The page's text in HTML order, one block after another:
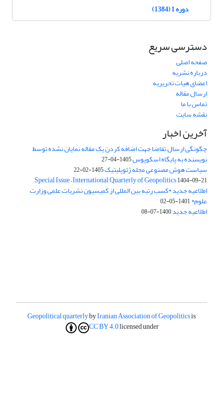
دوره 1 (1384)
دسترسی سریع
صفحه اصلی
درباره نشریه
اعضای هیات تحریریه
ارسال مقاله
تماس با ما
نقشه سایت
آخرین اخبار
چگونگی ارسال تقاضا جهت اضافه کردن یک مقاله نمایان نشده توسط
نویسنده به پایگاه اسکوپوس1405-04-27
سیاست هوش مصنوعی مجله ژئوپلیتیک1405-02-22
Special Issue – International Quarterly of Geopolitics1404-09-21
اطلاعیه جدید *کسب رتبه بین المللی از کمیسیون نشریات علمی وزارت
علوم*1401-05-02
اطلاعیه جدید1400-07-08
Geopolitical quarterlybyIranian Association of Geopoliticsis
licensed under
CC BY 4.0